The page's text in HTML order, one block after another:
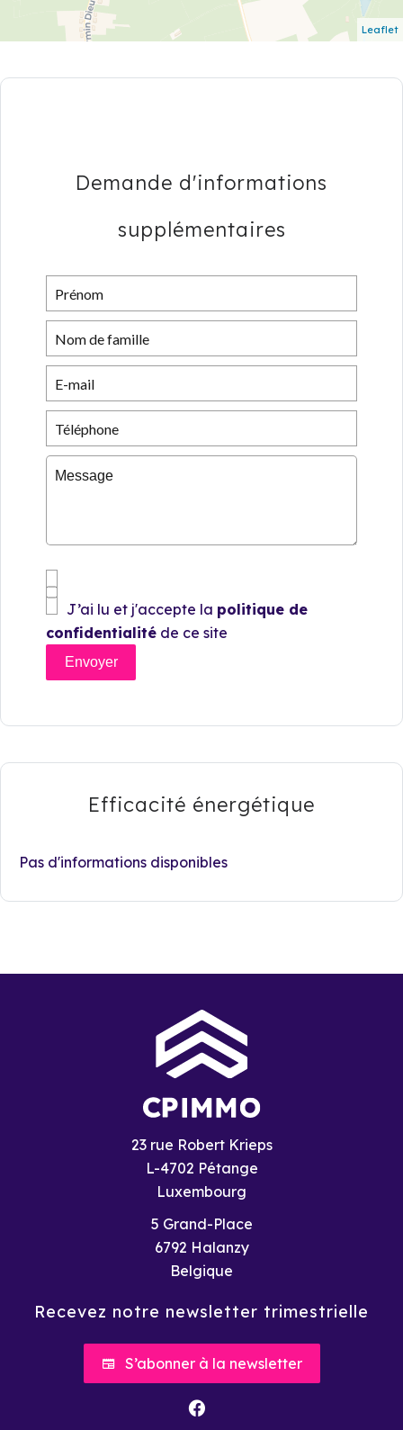
Leaflet
Demande d'informations
supplémentaires
J’ai lu et j'accepte la politique de
confidentialité de ce site
Envoyer
Efficacité énergétique
Pas d'informations disponibles
23 rue Robert Krieps
L-4702 Pétange
Luxembourg
5 Grand-Place
6792 Halanzy
Belgique
Recevez notre newsletter trimestrielle
S’abonner à la newsletter